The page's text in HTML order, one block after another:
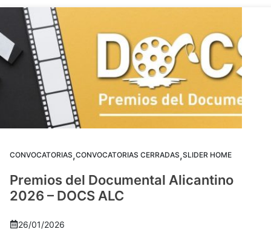
CONVOCATORIAS,CONVOCATORIAS CERRADAS,SLIDER HOME
Premios del Documental Alicantino
2026 – DOCS ALC
26/01/2026